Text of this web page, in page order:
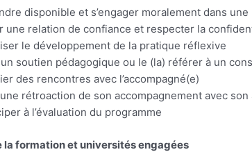
disponible et s’engager moralement dans
une relation de confiance et respecter la
le développement de la pratique réflexive
soutien pédagogique ou le (la) référer à un
des rencontres avec l’accompagné(e)
rétroaction de son accompagnement avec son
à l’évaluation du programme
la formation et universités engagées